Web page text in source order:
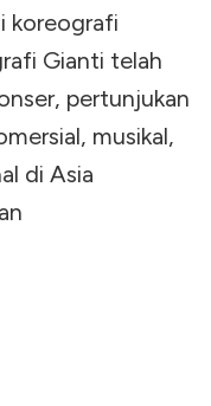
koreografi
Gianti telah
pertunjukan
musikal,
di Asia